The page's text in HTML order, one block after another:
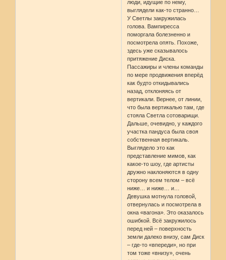
люди, идущие по нему,
выглядели как-то странно…
У Светлы закружилась
голова. Вампиресса
поморгала болезненно и
посмотрела опять. Похоже,
здесь уже сказывалось
притяжение Диска.
Пассажиры и члены команды
по мере продвижения вперёд
как будто откидывались
назад, отклоняясь от
вертикали. Вернее, от линии,
что была вертикалью там, где
стояла Светла сотоварищи.
Дальше, очевидно, у каждого
участка пандуса была своя
собственная вертикаль.
Выглядело это как
представление мимов, как
какое-то шоу, где артисты
дружно наклоняются в одну
сторону всем телом – всё
ниже… и ниже… и…
Девушка мотнула головой,
отвернулась и посмотрела в
окна «вагона». Это оказалось
ошибкой. Всё закружилось
перед ней – поверхность
земли далеко внизу, сам Диск
– где-то «впереди», но при
том тоже «внизу», очень